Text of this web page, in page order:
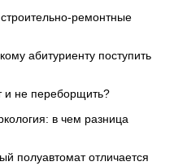
ремонтные
абитуриенту поступить
и не переборщить?
в чем разница
полуавтомат отличается